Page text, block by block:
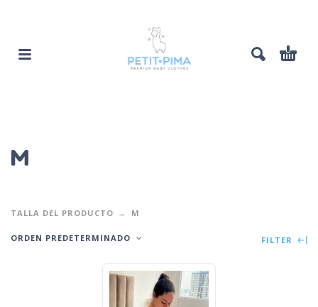
M
TALLA DEL PRODUCTO M
ORDEN PREDETERMINADO FILTER